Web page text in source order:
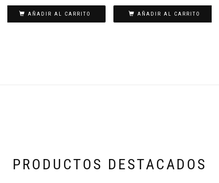
AÑADIR AL CARRITO AÑADIR AL CARRITO
PRODUCTOS DESTACADOS